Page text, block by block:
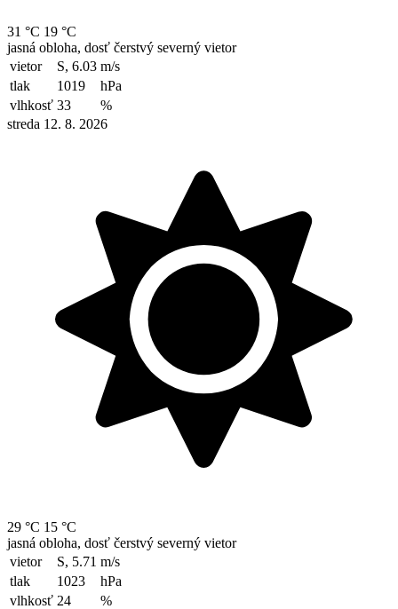
31 °C 19 °C
jasná obloha, dosť čerstvý severný vietor
vietor
S, 6.03 m/s
tlak
1019
hPa
vlhkosť 33
%
streda 12. 8. 2026
29 °C 15 °C
jasná obloha, dosť čerstvý severný vietor
vietor
S, 5.71 m/s
tlak
1023
hPa
vlhkosť 24 %